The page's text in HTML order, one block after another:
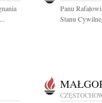
Panu
Stanu